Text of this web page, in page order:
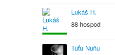
Lukáš H.
88 hospod
Ťuťu Ňuňu